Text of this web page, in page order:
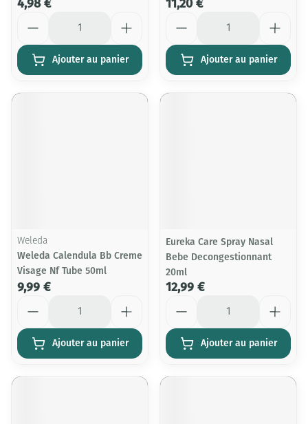
4,98 €
Ajouter au panier
11,20 €
Ajouter au panier
Weleda
Weleda Calendula Bb Creme
Visage Nf Tube 50ml
9,99 €
Ajouter au panier
Eureka Care Spray Nasal
Bebe Decongestionnant
20ml
12,99 €
Ajouter au panier